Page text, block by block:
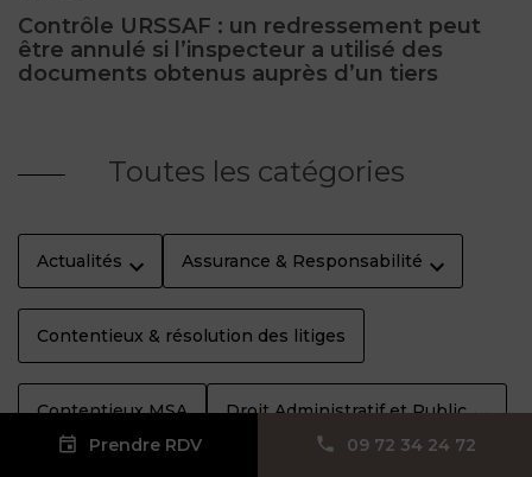
Contrôle URSSAF : un redressement peut
être annulé si l’inspecteur a utilisé des
documents obtenus auprès d’un tiers
Toutes les catégories
Actualités Assurance & Responsabilité
Contentieux & résolution des litiges
Contentieux MSA Droit Administratif et Public
Prendre RDV 09 72 34 24 72